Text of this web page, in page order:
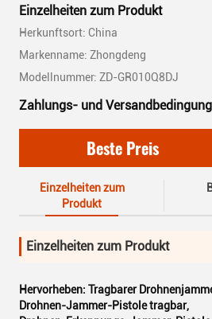
Einzelheiten zum Produkt
Herkunftsort: China
Markenname: Zhongdeng
Modellnummer: ZD-GR010Q8DJ
Zahlungs- und
Beste Preis
Einzelheiten zum
Produkt
Einzelheiten zum Produkt
Hervorheben: Tragbarer
Drohnen-Jammer-Pistole tragbar,